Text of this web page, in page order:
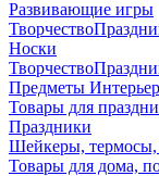
Развивающие игры
Носки
Предметы
Товары для
Праздники
Шейкеры, термосы,
Товары для дома,